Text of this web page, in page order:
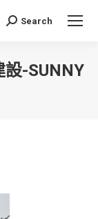
Search:
Search
設-SUNNY